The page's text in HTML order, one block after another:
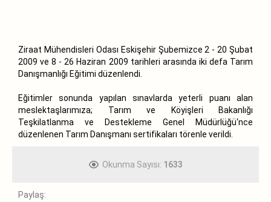
Ziraat Mühendisleri Odası Eskişehir Şubemizce 2 - 20 Şubat
2009 ve 8 - 26 Haziran 2009 tarihleri arasında iki defa Tarım
Danışmanlığı Eğitimi düzenlendi.
Eğitimler sonunda yapılan sınavlarda yeterli puanı alan
meslektaşlarımıza; Tarım ve Köyişleri Bakanlığı
Teşkilatlanma ve Destekleme Genel Müdürlüğü‘nce
düzenlenen Tarım Danışmanı sertifikaları törenle verildi.
Okunma Sayısı: 1633
Paylaş: